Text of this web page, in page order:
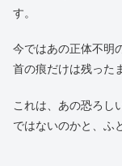
す。
今ではあの正体不明
首の痕だけは残った
これは、あの恐ろし
ではないのかと、ふ